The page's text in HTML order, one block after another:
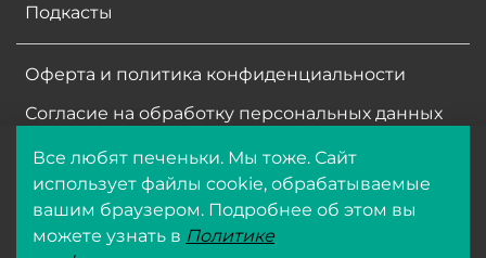
Подкасты
Оферта и политика конфиденциальности
Согласие на обработку персональных данных
ООО ФармБиолайн
ИНН7704513266
ОГРН 1047796108953
© 2025 Все права защищены
Все любят печеньки. Мы тоже. Сайт
использует файлы cookie, обрабатываемые
вашим браузером. Подробнее об этом вы
можете узнать в Политике